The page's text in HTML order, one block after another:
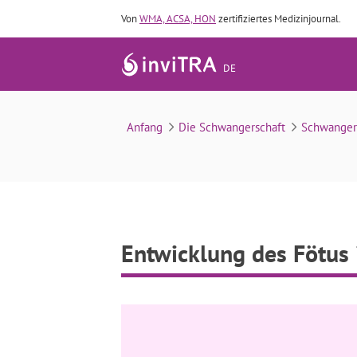
VonWMA, ACSA, HON zertifiziertes Medizinjournal.
DE
Anfang Die Schwangerschaft
Entwicklung des